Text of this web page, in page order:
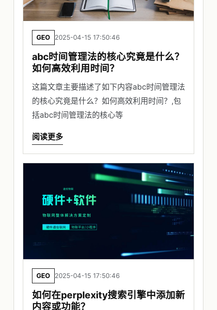
GEO 2025-04-15 17:50:46
abc时间管理法的核心究竟是什么？
如何高效利用时间？
这篇文章主要描述了如下内容abc时间管理法
的核心究竟是什么？如何高效利用时间？,包
括abc时间管理法的核心等
阅读更多
GEO 2025-04-15 17:50:46
如何在perplexity搜索引擎中添加新
内容或功能？